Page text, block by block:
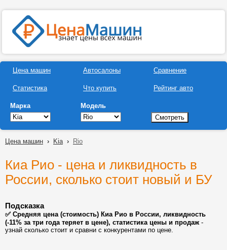
Цена машин
Статистика
Автосалоны
Что купить
Сравнение
Рейтинг авто
Марка Модель
Цена машин › Kia› Rio
Киа Рио - цена и ликвидность в
России, сколько стоит новый и БУ
Подсказка
✅ Средняя цена (стоимость) Киа Рио в России, ликвидность
(-11% за три года теряет в цене), статистика цены и продаж-
узнай сколько стоит и сравни с конкурентами по цене.